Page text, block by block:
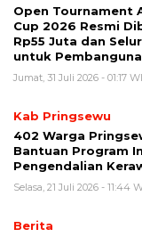
Open Tournament
Cup 2026 Resmi
Rp55 Juta dan
untuk
Jumat, 31 Juli 2026 - 01:17
Kab Pringsewu
402 Warga
Bantuan Program
Pengendalian
Selasa, 21 Juli 2026 - 11:44
Berita